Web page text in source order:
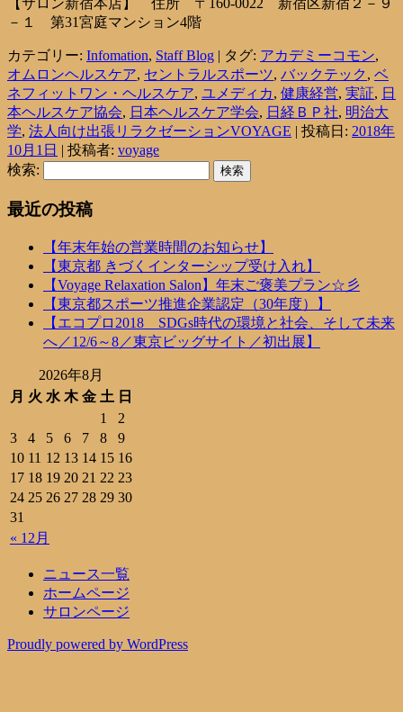
－１ 第31宮庭マンション4階
カテゴリー: Infomation, Staff Blog | タグ: アカデミーコモン,
オムロンヘルスケア, セントラルスポーツ, バックテック , ベ
ネフィットワン・ヘルスケア, ユメディカ, 健康経営, 実証, 日
本ヘルスケア協会, 日本ヘルスケア学会, 日経ＢＰ社, 明治大
学, 法人向け出張リラクゼーションVOYAGE | 投稿日: 2018年
10月1日 | 投稿者: voyage
検索:
最近の投稿
【年末年始の営業時間のお知らせ】
【東京都 きづくインターシップ受け入れ】
【Voyage Relaxation Salon】年末ご褒美プラン☆彡
【東京都スポーツ推進企業認定（30年度）】
【エコプロ2018 SDGs時代の環境と社会、そして未来
へ／12/6～8／東京ビッグサイト／初出展】
2026年8月
月 火 水 木 金 土 日
« 12月
1
2
3
4 5 6 7 8
9
10 11 12 13 14 15 16
17 18 19 20 21 22 23
24 25 26 27 28 29 30
31
ニュース一覧
ホームページ
サロンページ
Proudly powered by WordPress